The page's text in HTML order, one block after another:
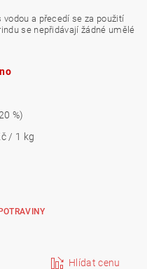
a přecedí se za použití
se nepřidávají žádné umělé
%)
/ 1 kg
Hlídat cenu